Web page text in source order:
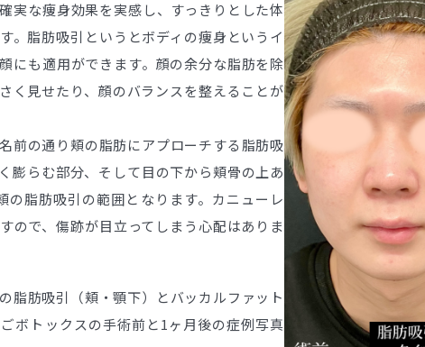
実な痩身効果を実感し、すっきりとした体
。脂肪吸引というとボディの痩身というイ
にも適用ができます。顔の余分な脂肪を除
く見せたり、顔のバランスを整えることが
前の通り頬の脂肪にアプローチする脂肪吸
膨らむ部分、そして目の下から頬骨の上あ
の脂肪吸引の範囲となります。カニューレ
ので、傷跡が目立ってしまう心配はありま
脂肪吸引（頬・顎下）とバッカルファット
ボトックスの手術前と1ヶ月後の症例写真